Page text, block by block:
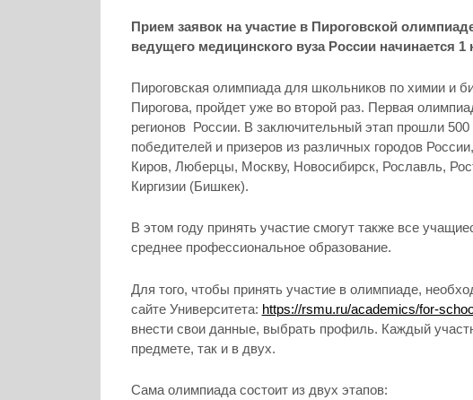
Прием заявок на участие в Пироговской
ведущего медицинского вуза России начинается 1
Пироговская олимпиада для школьников по химии и
Пирогова, пройдет уже во второй раз. Первая
регионов России. В заключительный этап прошли
победителей и призеров из различных городов
Киров, Люберцы, Москву, Новосибирск, Рославль,
Киргизии (Бишкек).
В этом году принять участие смогут также все
среднее профессиональное образование.
Для того, чтобы принять участие в олимпиаде,
сайте Университета: https://rsmu.ru/academics/for-
внести свои данные, выбрать профиль. Каждый
предмете, так и в двух.
Сама олимпиада состоит из двух этапов: